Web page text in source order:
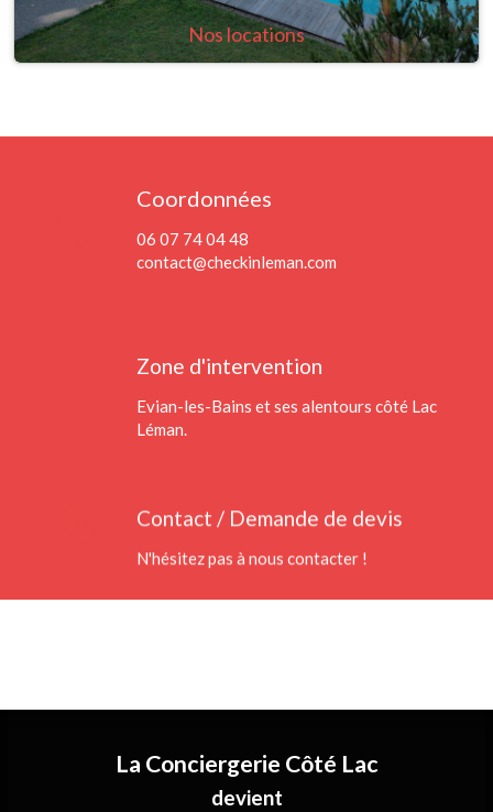
Nos locations
Coordonnées
06 07 74 04 48
contact@checkinleman.com
Zone d'intervention
Evian-les-Bains et ses alentours côté Lac
Léman.
Contact / Demande de devis
N'hésitez pas à nous contacter !
La Conciergerie Côté Lac
devient